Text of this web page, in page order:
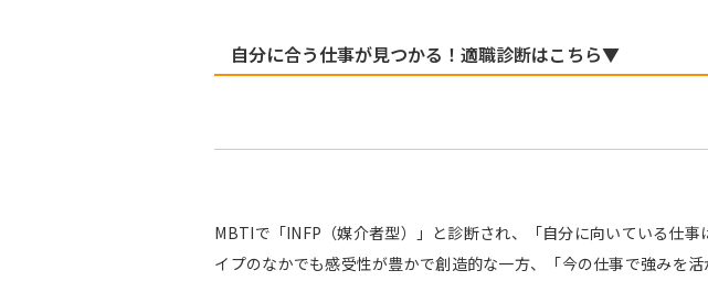
自分に合う仕事が見つかる！適職診断はこちら▼
MBTIで「INFP（媒介者型）」と診断され、「自分に向いている仕
イプのなかでも感受性が豊かで創造的な一方、「今の仕事で強みを